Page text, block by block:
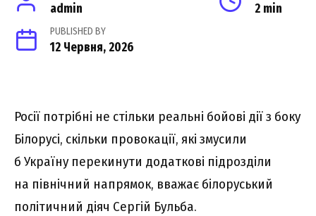
admin 2 min
PUBLISHED BY
12 Червня, 2026
Росії потрібні не стільки реальні бойові дії з боку
Білорусі, скільки провокації, які змусили
б Україну перекинути додаткові підрозділи
на північний напрямок, вважає білоруський
політичний діяч Сергій Бульба.